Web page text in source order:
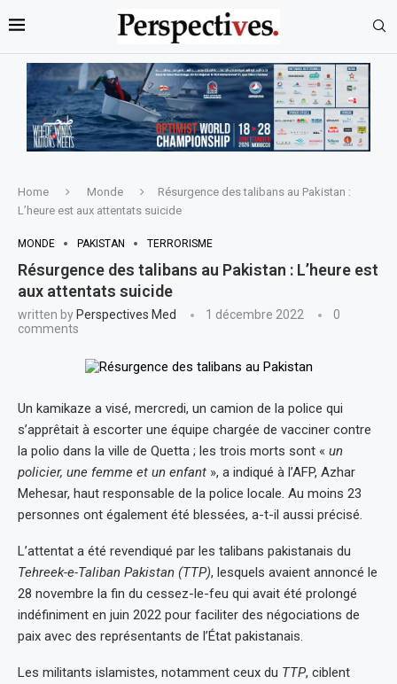
Home Monde
Résurgence des talibans au Pakistan :
L’heure est aux attentats suicide
MONDE PAKISTAN TERRORISME
Résurgence des talibans au Pakistan : L’heure est
aux attentats suicide
written by Perspectives Med 1 décembre 2022
0
comments
Un kamikaze a visé, mercredi, un camion de la police qui
s’apprêtait à escorter une équipe chargée de vacciner contre
la polio dans la ville de Quetta ; les trois morts sont « un
policier, une femme et un enfant », a indiqué à l’AFP, Azhar
Mehesar, haut responsable de la police locale. Au moins 23
personnes ont également été blessées, a-t-il aussi précisé.
L’attentat a été revendiqué par les talibans pakistanais du
Tehreek-e-Taliban Pakistan (TTP), lesquels avaient annoncé le
28 novembre la fin du cessez-le-feu qui avait été prolongé
indéfiniment en juin 2022 pour faciliter des négociations de
paix avec des représentants de l’État pakistanais.
Les militants islamistes, notamment ceux du TTP, ciblent